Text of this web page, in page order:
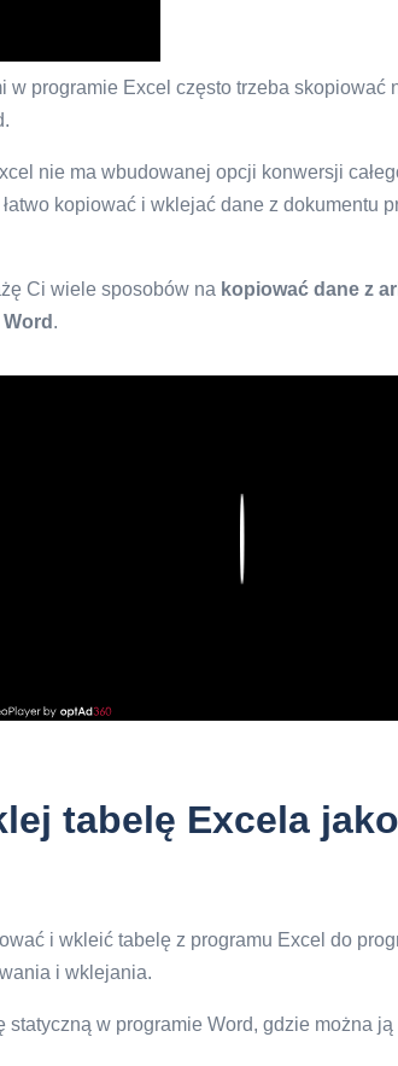
w programie Excel często trzeba skopiować
nie ma wbudowanej opcji konwersji
kopiować i wklejać dane z dokumentu
Ci wiele sposobów na kopiować dane z
.
tabelę Excela
i wkleić tabelę z programu Excel do
i wklejania.
statyczną w programie Word, gdzie można